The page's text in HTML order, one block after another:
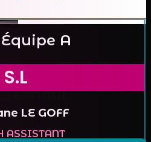
ERNOUL
U16-17-18
A
S.L
LE GOFF
ASSISTANT